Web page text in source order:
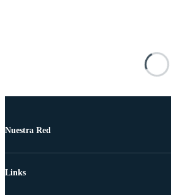
Nuestra Red
Links